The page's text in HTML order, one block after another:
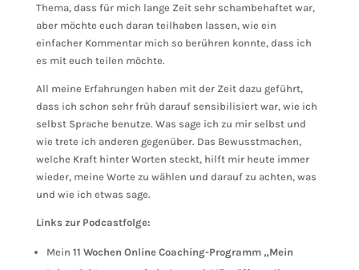
Thema, dass für mich lange Zeit sehr schambehaftet war,
aber möchte euch daran teilhaben lassen, wie ein
einfacher Kommentar mich so berühren konnte, dass ich
es mit euch teilen möchte.
All meine Erfahrungen haben mit der Zeit dazu geführt,
dass ich schon sehr früh darauf sensibilisiert war, wie ich
selbst Sprache benutze. Was sage ich zu mir selbst und
wie trete ich anderen gegenüber. Das Bewusstmachen,
welche Kraft hinter Worten steckt, hilft mir heute immer
wieder, meine Worte zu wählen und darauf zu achten, was
und wie ich etwas sage.
Links zur Podcastfolge:
Mein 11 Wochen Online Coaching-Programm „Mein